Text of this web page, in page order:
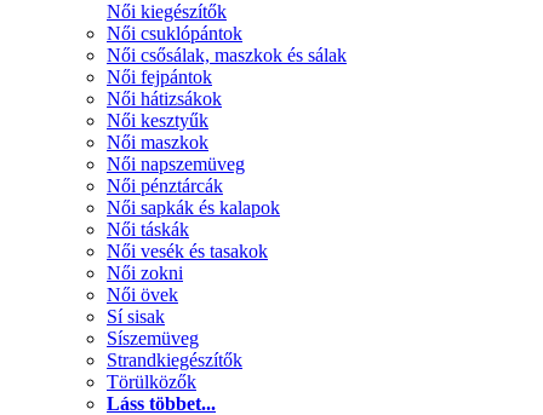
Női kiegészítők
Női csuklópántok
Női csősálak, maszkok és sálak
Női fejpántok
Női hátizsákok
Női kesztyűk
Női maszkok
Női napszemüveg
Női pénztárcák
Női sapkák és kalapok
Női táskák
Női vesék és tasakok
Női zokni
Női övek
Sí sisak
Síszemüveg
Strandkiegészítők
Törülközők
Láss többet...